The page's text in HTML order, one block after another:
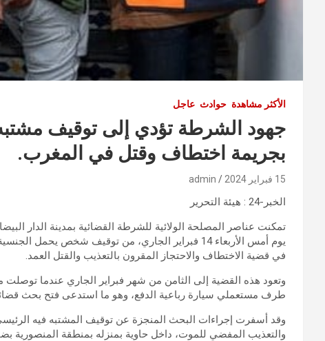
الأكثر مشاهدة حوادث عاجل
جهود الشرطة تؤدي إلى توقيف
بجريمة اختطاف وقتل في المغرب.
15 فبراير 2024 admin
الخبر-24 : هيئة التحرير
تمكنت عناصر المصلحة الولائية للشرطة القضائية بمدينة الدار
يوم أمس الأربعاء 14 فبراير الجاري، من توقيف شخص
في قضية الاختطاف والاحتجاز المقرون بالتعذيب والقتل العمد.
وتعود هذه القضية إلى الثامن من شهر فبراير الجاري عندما
طرف مستعملي سيارة رباعية الدفع، وهو ما استدعى فتح بحث
وقد أسفرت إجراءات البحث المنجزة عن توقيف المشتبه فيه
والتعذيب المفضي للموت، داخل حاوية بمنزله بمنطقة المنصورية